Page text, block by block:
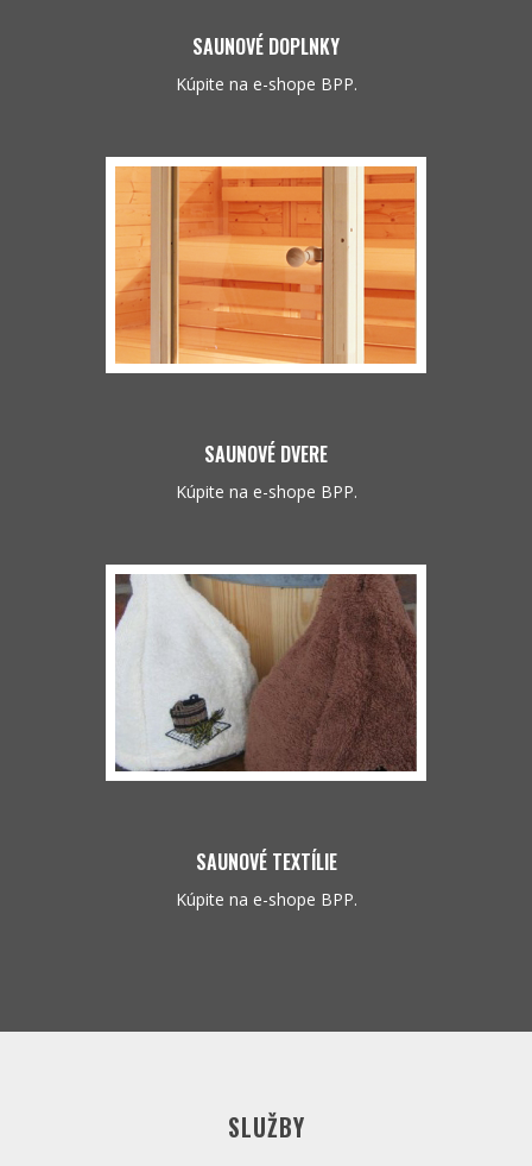
SAUNOVÉ DOPLNKY
Kúpite na e-shope BPP.
SAUNOVÉ DVERE
Kúpite na e-shope BPP.
SAUNOVÉ TEXTÍLIE
Kúpite na e-shope BPP.
SLUŽBY